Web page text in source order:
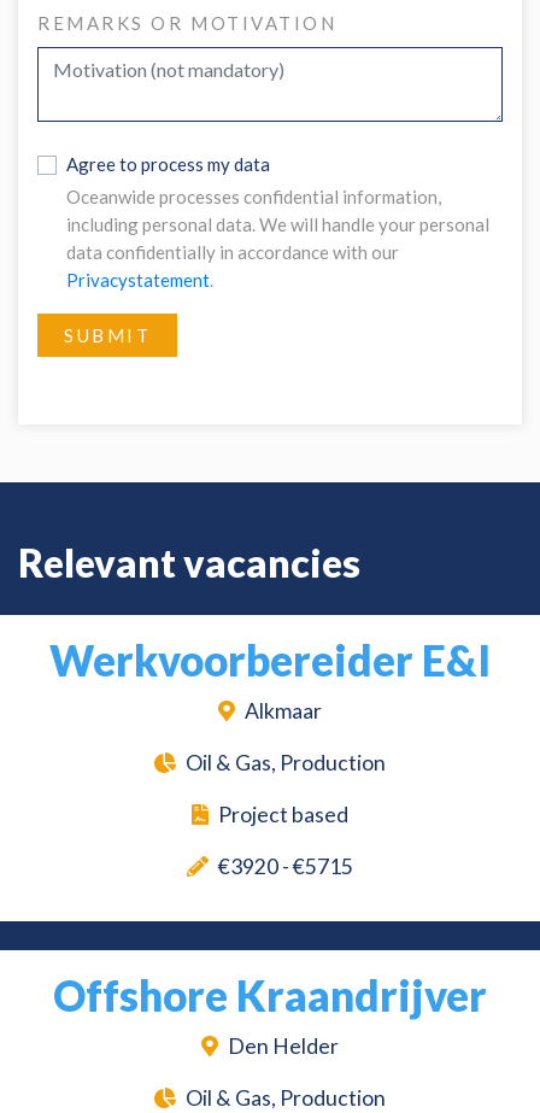
REMARKS OR MOTIVATION
Agree to process my data
Oceanwide processes confidential information,
including personal data. We will handle your personal
data confidentially in accordance with our
Privacystatement.
SUBMIT
Relevant vacancies
Werkvoorbereider E&I
Alkmaar
Oil & Gas, Production
Project based
€3920 - €5715
Offshore Kraandrijver
Den Helder
Oil & Gas, Production